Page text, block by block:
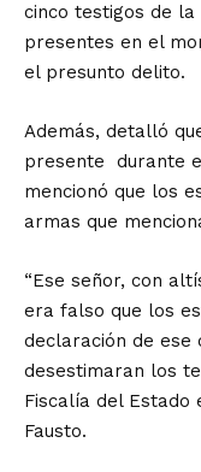
cinco testigos de
presentes en el
el presunto delito.
Además, detalló
presente durante
mencionó que los
armas que
“Ese señor, con
era falso que los
declaración de ese
desestimaran los
Fiscalía del Estado
Fausto.